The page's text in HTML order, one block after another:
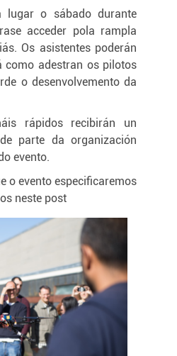
lugar o sábado durante
acceder pola rampla
Os asistentes poderán
como adestran os pilotos
o desenvolvemento da
rápidos recibirán un
parte da organización
evento.
o evento especificaremos
neste post